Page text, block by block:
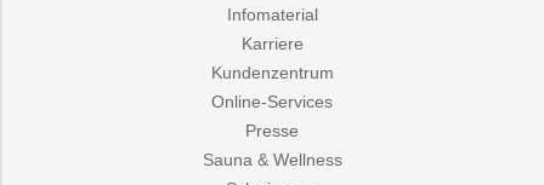
Infomaterial
Karriere
Kundenzentrum
Online-Services
Presse
Sauna & Wellness